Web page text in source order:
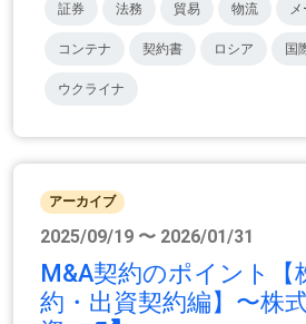
証券 法務 貿易 物流
コンテナ 契約書 ロシア 国
ウクライナ
アーカイブ
2025/09/19 〜 2026/01/31
M&A契約のポイント【
約・出資契約編】〜株